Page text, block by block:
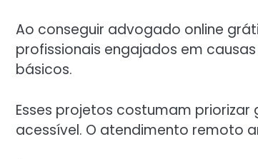
Ao conseguir advogado online
profissionais engajados em
básicos.
Esses projetos costumam
acessível. O atendimento remoto